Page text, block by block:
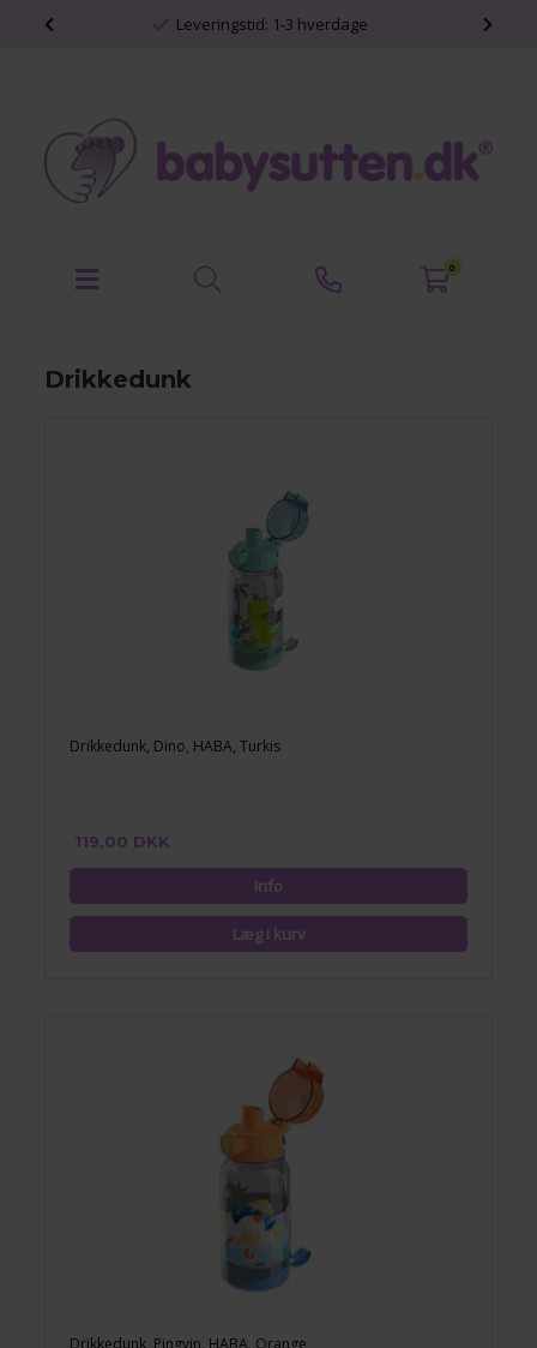
Personlige babyprodukter
0
Drikkedunk
Drikkedunk, Dino, HABA, Turkis
119,00 DKK
Drikkedunk, Pingvin, HABA, Orange